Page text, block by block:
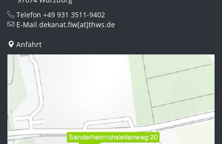
Telefon +49 931 3511-9402
E-Mail dekanat.fiw[at]thws.de
Anfahrt